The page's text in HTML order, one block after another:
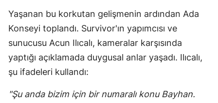
Yaşanan bu korkutan gelişmenin ardından Ada
Konseyi toplandı. Survivor'ın yapımcısı ve
sunucusu Acun Ilıcalı, kameralar karşısında
yaptığı açıklamada duygusal anlar yaşadı. Ilıcalı,
şu ifadeleri kullandı:
"Şu anda bizim için bir numaralı konu Bayhan.